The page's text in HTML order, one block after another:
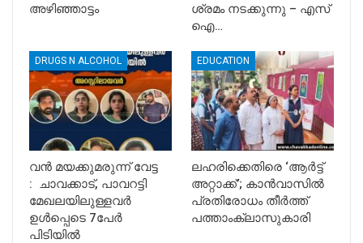
അഴിഞ്ഞാട്ടം
ശ്രമം നടക്കുന്നു – എസ്
ഐ…
DRUGS N ALCOHOL
വൻ മയക്കുമരുന്ന് വേട്ട
: ചാവക്കാട്, പാവറട്ടി
മേഖലയിലുള്ളവർ
ഉൾപ്പെടെ 7പേർ
പിടിയിൽ
EDUCATION
ലഹരിക്കെതിരെ ‘ആർട്ട്
അറ്റാക്ക്’; കാൻവാസിൽ
പ്രതിരോധം തീർത്ത്
പത്താംക്ലാസുകാരി